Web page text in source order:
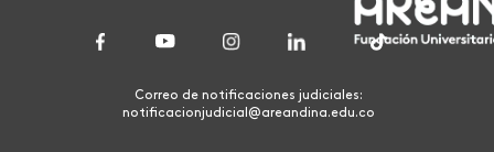
Correo de notificaciones judiciales:
notificacionjudicial@areandina.edu.co